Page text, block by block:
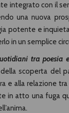
integrato con il
una nuova
potente e
in un semplice
tra poesia
scoperta del
alla relazione
in atto una fuga